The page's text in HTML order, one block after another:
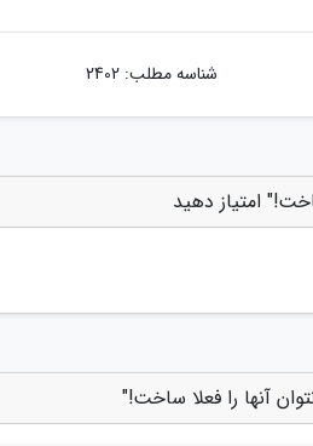
شناسه مطلب: 2402